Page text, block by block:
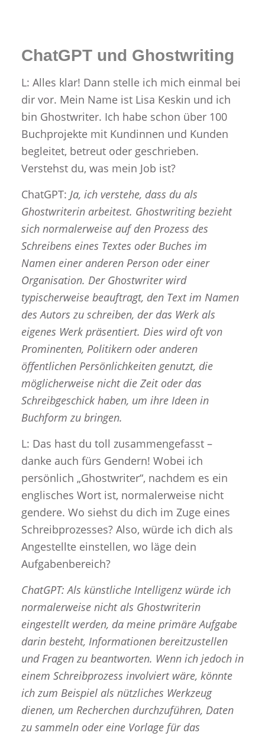
ChatGPT und Ghostwriting
L: Alles klar! Dann stelle ich mich einmal bei
dir vor. Mein Name ist Lisa Keskin und ich
bin Ghostwriter. Ich habe schon über 100
Buchprojekte mit Kundinnen und Kunden
begleitet, betreut oder geschrieben.
Verstehst du, was mein Job ist?
ChatGPT: Ja, ich verstehe, dass du als
Ghostwriterin arbeitest. Ghostwriting bezieht
sich normalerweise auf den Prozess des
Schreibens eines Textes oder Buches im
Namen einer anderen Person oder einer
Organisation. Der Ghostwriter wird
typischerweise beauftragt, den Text im Namen
des Autors zu schreiben, der das Werk als
eigenes Werk präsentiert. Dies wird oft von
Prominenten, Politikern oder anderen
öffentlichen Persönlichkeiten genutzt, die
möglicherweise nicht die Zeit oder das
Schreibgeschick haben, um ihre Ideen in
Buchform zu bringen.
L: Das hast du toll zusammengefasst –
danke auch fürs Gendern! Wobei ich
persönlich „Ghostwriter“, nachdem es ein
englisches Wort ist, normalerweise nicht
gendere. Wo siehst du dich im Zuge eines
Schreibprozesses? Also, würde ich dich als
Angestellte einstellen, wo läge dein
Aufgabenbereich?
ChatGPT: Als künstliche Intelligenz würde ich
normalerweise nicht als Ghostwriterin
eingestellt werden, da meine primäre Aufgabe
darin besteht, Informationen bereitzustellen
und Fragen zu beantworten. Wenn ich jedoch in
einem Schreibprozess involviert wäre, könnte
ich zum Beispiel als nützliches Werkzeug
dienen, um Recherchen durchzuführen, Daten
zu sammeln oder eine Vorlage für das